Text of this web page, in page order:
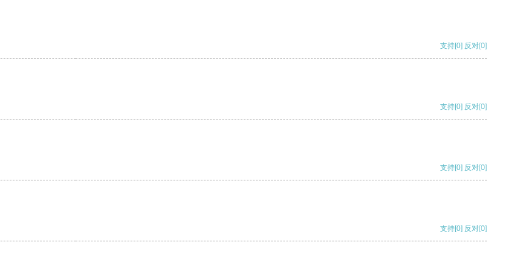
支持[0] 反对[0]
支持[0] 反对[0]
支持[0] 反对[0]
支持[0] 反对[0]